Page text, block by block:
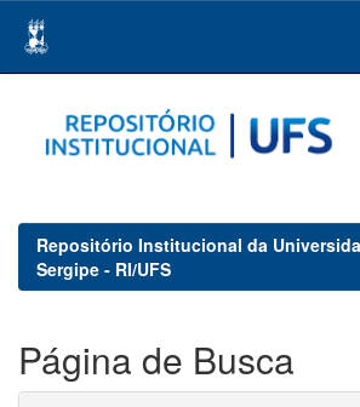
navigation
Repositório Institucional da
Sergipe - RI/UFS
Página de Busca